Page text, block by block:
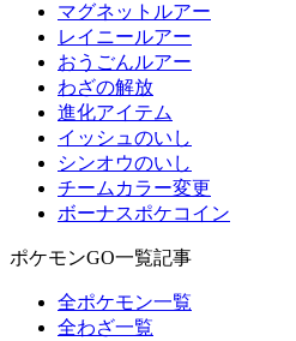
マグネットルアー
レイニールアー
おうごんルアー
わざの解放
進化アイテム
イッシュのいし
シンオウのいし
チームカラー変更
ボーナスポケコイン
ポケモンGO一覧記事
全ポケモン一覧
全わざ一覧